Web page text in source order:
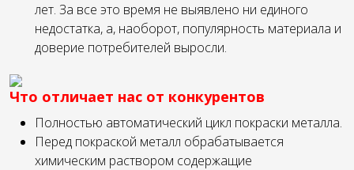
лет. За все это время не выявлено ни единого
недостатка, а, наоборот, популярность материала и
доверие потребителей выросли.
Что отличает нас от конкурентов
Полностью автоматический цикл покраски металла.
Перед покраской металл обрабатывается
химическим раствором содержащие